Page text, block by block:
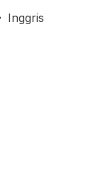
Inggris